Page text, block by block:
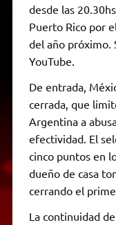
desde las
Puerto Rico por
del año próximo.
YouTube.
De entrada,
cerrada, que
Argentina a
efectividad. El
cinco puntos en
dueño de casa
cerrando el
La continuidad